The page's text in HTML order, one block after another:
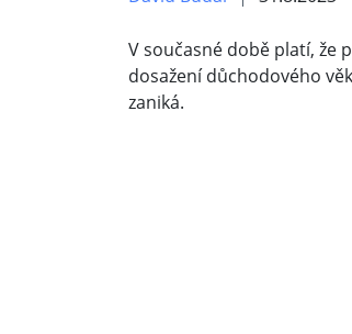
V současné době platí, že
dosažení důchodového
zaniká.